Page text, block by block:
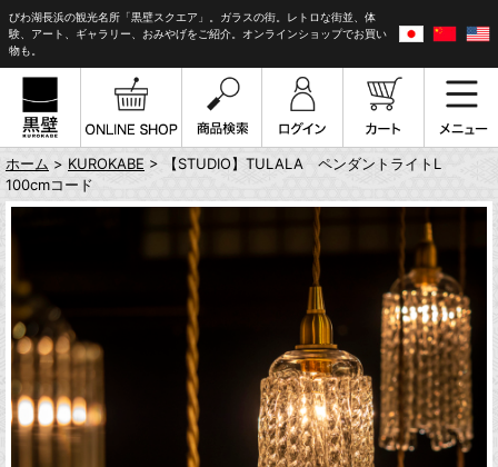
びわ湖長浜の観光名所「黒壁スクエア」。ガラスの街。レトロな街並、体
験、アート、ギャラリー、おみやげをご紹介。オンラインショップでお買い
物も。
ホーム > KUROKABE > 【STUDIO】TULALA ペンダントライトL
100cmコード